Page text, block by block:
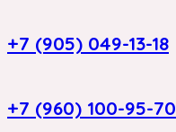
+7 (905) 049-13-18
+7 (960) 100-95-70